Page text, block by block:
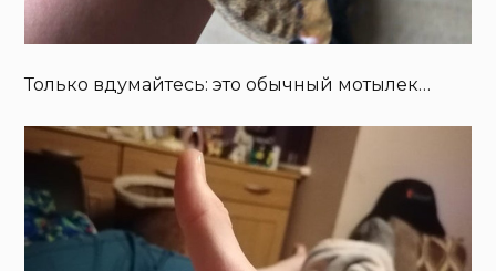
Только вдумайтесь: это обычный мотылек…